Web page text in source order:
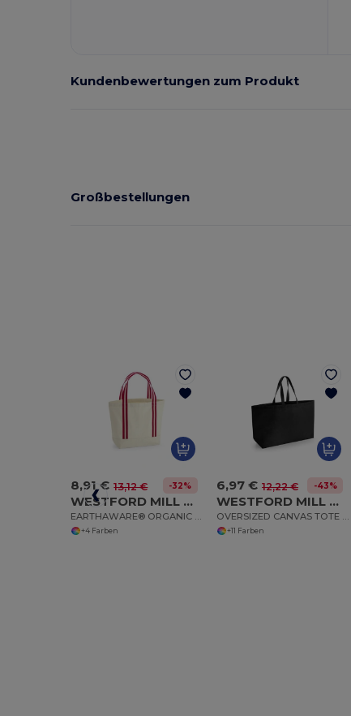
Kundenbewertungen zum Produkt
Großbestellungen
8,91 € 13,12 € -32%
WESTFORD MILL WM690
EARTHAWARE® ORGANIC BOAT BAG
+4 Farben
6,97 € 12,22 € -43%
WESTFORD MILL WM696
OVERSIZED CANVAS TOTE BAG
+11 Farben